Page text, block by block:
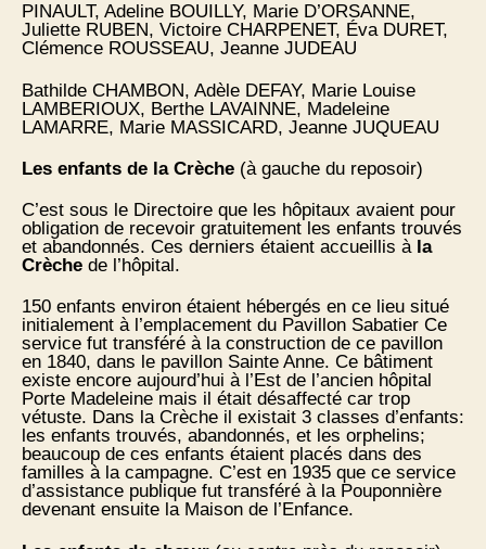
PINAULT, Adeline BOUILLY, Marie D’ORSANNE,
Juliette RUBEN, Victoire CHARPENET, Éva DURET,
Clémence ROUSSEAU, Jeanne JUDEAU
Bathilde CHAMBON, Adèle DEFAY, Marie Louise
LAMBERIOUX, Berthe LAVAINNE, Madeleine
LAMARRE, Marie MASSICARD, Jeanne JUQUEAU
Les enfants de la Crèche (à gauche du reposoir)
C’est sous le Directoire que les hôpitaux avaient pour
obligation de recevoir gratuitement les enfants trouvés
et abandonnés. Ces derniers étaient accueillis à la
Crèche de l’hôpital.
150 enfants environ étaient hébergés en ce lieu situé
initialement à l’emplacement du Pavillon Sabatier Ce
service fut transféré à la construction de ce pavillon
en 1840, dans le pavillon Sainte Anne. Ce bâtiment
existe encore aujourd’hui à l’Est de l’ancien hôpital
Porte Madeleine mais il était désaffecté car trop
vétuste. Dans la Crèche il existait 3 classes d’enfants:
les enfants trouvés, abandonnés, et les orphelins;
beaucoup de ces enfants étaient placés dans des
familles à la campagne. C’est en 1935 que ce service
d’assistance publique fut transféré à la Pouponnière
devenant ensuite la Maison de l’Enfance.